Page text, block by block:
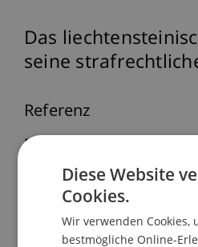
Das
seine
Referenz
Papathanasiou, K. (2023,
liechtensteinische TVTG
Relevanz.
Liechtensteinisches Recht,
Diese Website
Cookies.
Wir verwenden Cookies,
bestmögliche Online-